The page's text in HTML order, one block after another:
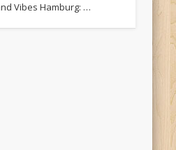
Vibes Hamburg: …